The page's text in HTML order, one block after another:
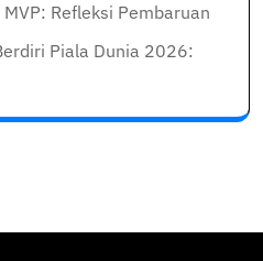
Refleksi Pembaruan
Piala Dunia 2026: